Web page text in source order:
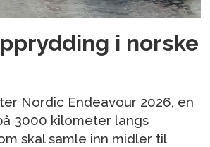
i norske
Nordic Endeavour 2026, en
3000 kilometer langs
skal samle inn midler til